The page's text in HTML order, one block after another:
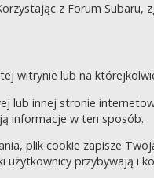
z Forum Subaru,
witrynie lub na
lub innej stronie
informacje w ten sposób.
plik cookie zapisze
przybywają i